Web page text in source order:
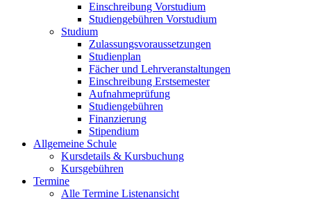
Einschreibung Vorstudium
Studiengebühren Vorstudium
Studium
Zulassungsvoraussetzungen
Studienplan
Fächer und Lehrveranstaltungen
Einschreibung Erstsemester
Aufnahmeprüfung
Studiengebühren
Finanzierung
Stipendium
Allgemeine Schule
Kursdetails & Kursbuchung
Kursgebühren
Termine
Alle Termine Listenansicht